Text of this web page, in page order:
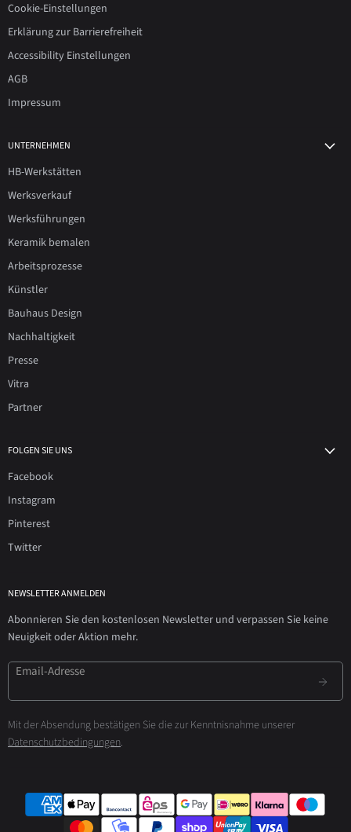
Cookie-Einstellungen
Erklärung zur Barrierefreiheit
Accessibility Einstellungen
AGB
Impressum
UNTERNEHMEN
HB-Werkstätten
Werksverkauf
Werksführungen
Keramik bemalen
Arbeitsprozesse
Künstler
Bauhaus Design
Nachhaltigkeit
Presse
Vitra
Partner
FOLGEN SIE UNS
Facebook
Instagram
Pinterest
Twitter
NEWSLETTER ANMELDEN
Abonnieren Sie den kostenlosen Newsletter und verpassen Sie keine
Neuigkeit oder Aktion mehr.
Email-Adresse
Mit der Absendung bestätigen Sie die zur Kenntnisnahme unserer
Datenschutzbedingungen.